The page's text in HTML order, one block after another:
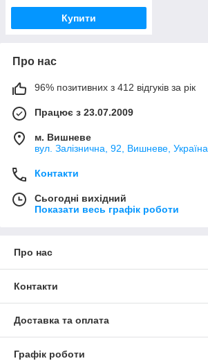
Купити
Про нас
96% позитивних з 412 відгуків за рік
Працює з 23.07.2009
м. Вишневе
вул. Залізнична, 92, Вишневе, Україна
Контакти
Сьогодні вихідний
Показати весь графік роботи
Про нас
Контакти
Доставка та оплата
Графік роботи